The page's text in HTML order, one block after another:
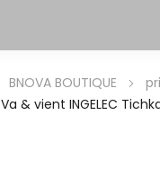
BNOVA BOUTIQUE
Va & vient INGELEC